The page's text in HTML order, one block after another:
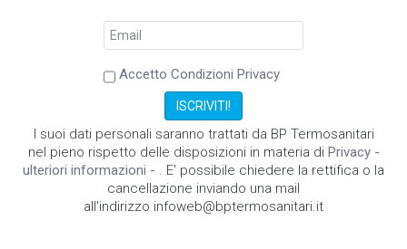
Accetto Condizioni Privacy
I suoi dati personali saranno trattati da BP Termosanitari
nel pieno rispetto delle disposizioni in materia di Privacy -
ulteriori informazioni - . E' possibile chiedere la rettifica o la
cancellazione inviando una mail
all'indirizzo infoweb@bptermosanitari.it